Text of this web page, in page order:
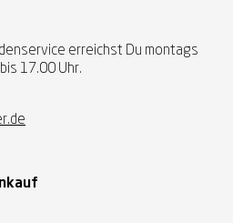
erreichst Du montags
17.00 Uhr.